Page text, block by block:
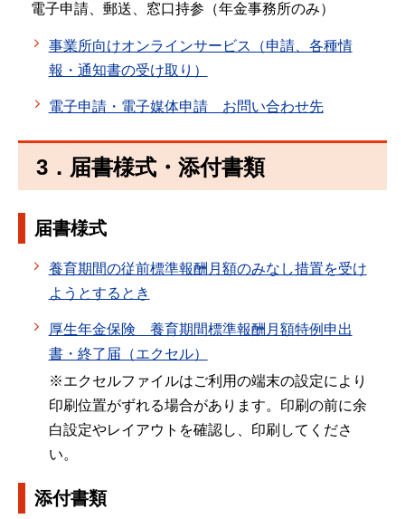
電子申請、郵送、窓口持参（年金事務所のみ）
事業所向けオンラインサービス（申請、各種情
報・通知書の受け取り）
電子申請・電子媒体申請 お問い合わせ先
3．届書様式・添付書類
届書様式
養育期間の従前標準報酬月額のみなし措置を受け
ようとするとき
厚生年金保険 養育期間標準報酬月額特例申出
書・終了届（エクセル）
※エクセルファイルはご利用の端末の設定により
印刷位置がずれる場合があります。印刷の前に余
白設定やレイアウトを確認し、印刷してくださ
い。
添付書類